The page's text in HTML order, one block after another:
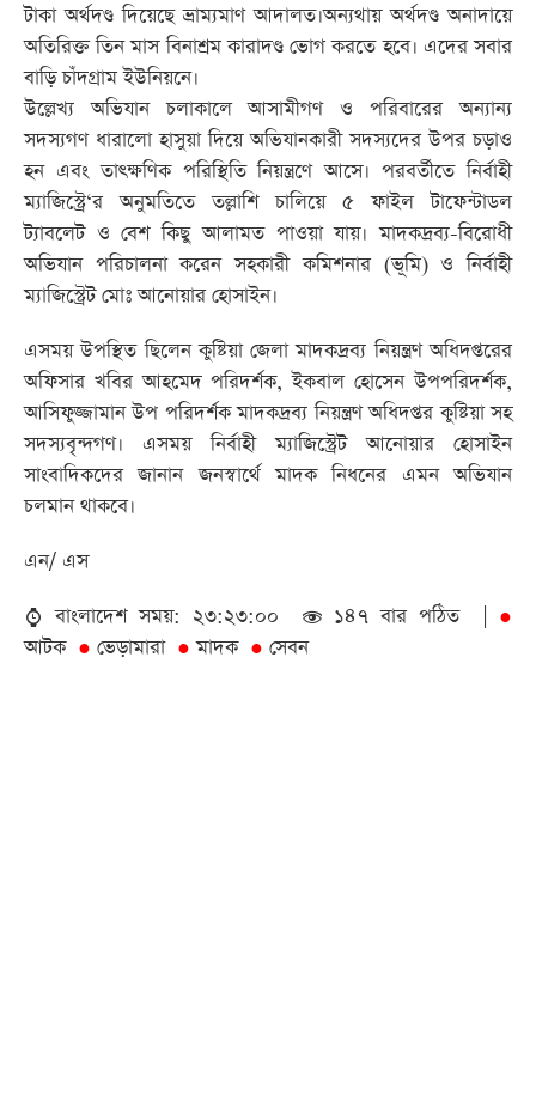
টাকা অর্থদণ্ড দিয়েছে ভ্রাম্যমাণ আদালত।অন্যথায় অর্থদণ্ড অনাদায়ে
অতিরিক্ত তিন মাস বিনাশ্রম কারাদণ্ড ভোগ করতে হবে। এদের সবার
বাড়ি চাঁদগ্রাম ইউনিয়নে।
উল্লেখ্য অভিযান চলাকালে আসামীগণ ও পরিবারের অন্যান্য
সদস্যগণ ধারালো হাসুয়া দিয়ে অভিযানকারী সদস্যদের উপর চড়াও
হন এবং তাৎক্ষণিক পরিস্থিতি নিয়ন্ত্রণে আসে। পরবর্তীতে নির্বাহী
ম্যাজিস্ট্রে‘র অনুমতিতে তল্লাশি চালিয়ে ৫ ফাইল টাফেন্টাডল
ট্যাবলেট ও বেশ কিছু আলামত পাওয়া যায়। মাদকদ্রব্য-বিরোধী
অভিযান পরিচালনা করেন সহকারী কমিশনার (ভূমি) ও নির্বাহী
ম্যাজিস্ট্রেট মোঃ আনোয়ার হোসাইন।
এসময় উপস্থিত ছিলেন কুষ্টিয়া জেলা মাদকদ্রব্য নিয়ন্ত্রণ অধিদপ্তরের
অফিসার খবির আহমেদ পরিদর্শক, ইকবাল হোসেন উপপরিদর্শক,
আসিফুজ্জামান উপ পরিদর্শক মাদকদ্রব্য নিয়ন্ত্রণ অধিদপ্তর কুষ্টিয়া সহ
সদস্যবৃন্দগণ। এসময় নির্বাহী ম্যাজিস্ট্রেট আনোয়ার হোসাইন
সাংবাদিকদের জানান জনস্বার্থে মাদক নিধনের এমন অভিযান
চলমান থাকবে।
এন/ এস
বাংলাদেশ সময়: ২৩:২৩:০০
১৪৭ বার পঠিত | ●
আটক ● ভেড়ামারা ● মাদক ● সেবন